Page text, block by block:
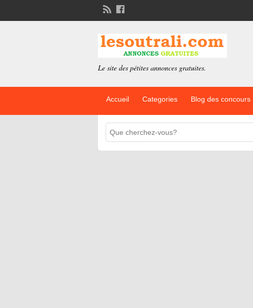
Le site des pétites annonces gratuites.
Accueil Categories Blog des concours